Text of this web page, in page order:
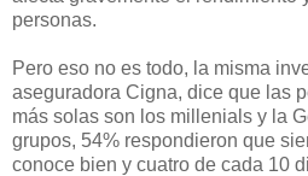
personas.
Pero eso no es todo, la misma
aseguradora Cigna, dice que las
más solas son los millenials y la
grupos, 54% respondieron que
conoce bien y cuatro de cada 10